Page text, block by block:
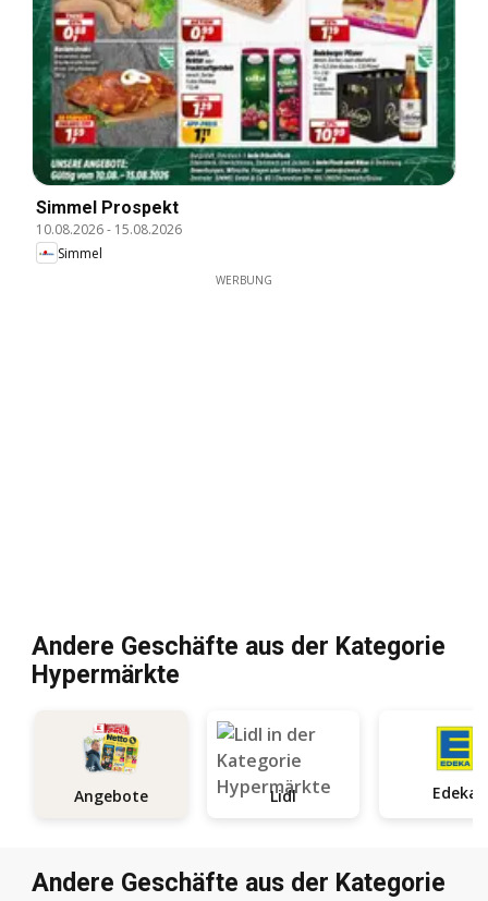
Simmel Prospekt
10.08.2026- 15.08.2026
Simmel
WERBUNG
Andere Geschäfte aus der Kategorie
Hypermärkte
Angebote Lidl Edeka
Andere Geschäfte aus der Kategorie